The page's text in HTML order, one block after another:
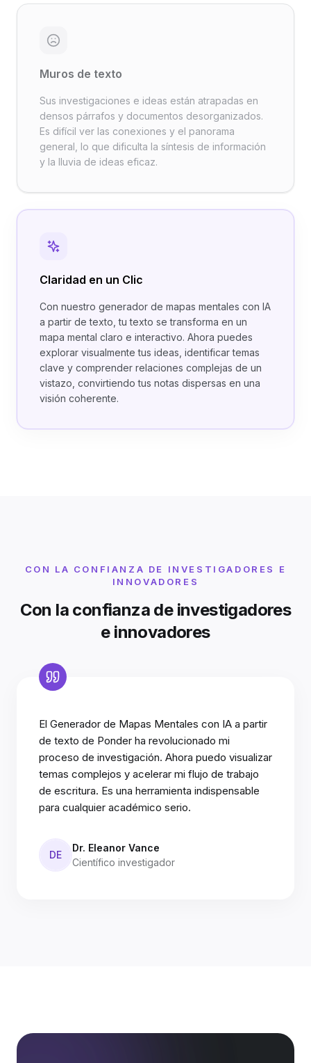
Muros de texto
Sus investigaciones e ideas están atrapadas en
densos párrafos y documentos desorganizados.
Es difícil ver las conexiones y el panorama
general, lo que dificulta la síntesis de información
y la lluvia de ideas eficaz.
Claridad en un Clic
Con nuestro generador de mapas mentales con IA
a partir de texto, tu texto se transforma en un
mapa mental claro e interactivo. Ahora puedes
explorar visualmente tus ideas, identificar temas
clave y comprender relaciones complejas de un
vistazo, convirtiendo tus notas dispersas en una
visión coherente.
CON LA CONFIANZA DE INVESTIGADORES E
INNOVADORES
Con la confianza de investigadores
e innovadores
El Generador de Mapas Mentales con IA a partir
de texto de Ponder ha revolucionado mi
proceso de investigación. Ahora puedo visualizar
temas complejos y acelerar mi flujo de trabajo
de escritura. Es una herramienta indispensable
para cualquier académico serio.
DE
Dr. Eleanor Vance
Científico investigador